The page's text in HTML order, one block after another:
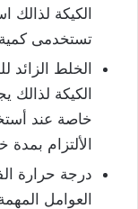
الكيكة
تستخدمى كمية
الخلط الزائد
الكيكة
خاصة عند
الألتزام
درجة حرارة
العوامل